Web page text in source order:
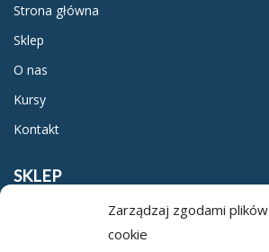
Zarządzaj zgodami plików
cookie
Strona główna
Sklep
O nas
Kursy
Kontakt
SKLEP